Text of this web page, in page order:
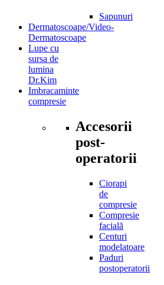
Sapunuri
Dermatoscoape/Video-
Dermatoscoape
Lupe cu
sursa de
lumina
Dr.Kim
Imbracaminte
compresie
Accesorii
post-
operatorii
Ciorapi
de
compresie
Compresie
facială
Centuri
modelatoare
Paduri
postoperatorii